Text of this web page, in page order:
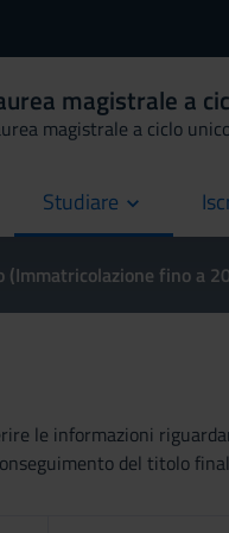
magistrale a
magistrale a ciclo
Studiare
(Immatricolazione fino a
le informazioni
del titolo